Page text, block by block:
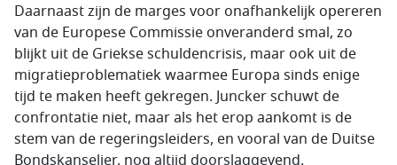
Daarnaast zijn de marges voor onafhankelijk opereren
van de Europese Commissie onveranderd smal, zo
blijkt uit de Griekse schuldencrisis, maar ook uit de
migratieproblematiek waarmee Europa sinds enige
tijd te maken heeft gekregen. Juncker schuwt de
confrontatie niet, maar als het erop aankomt is de
stem van de regeringsleiders, en vooral van de Duitse
Bondskanselier, nog altijd doorslaggevend.